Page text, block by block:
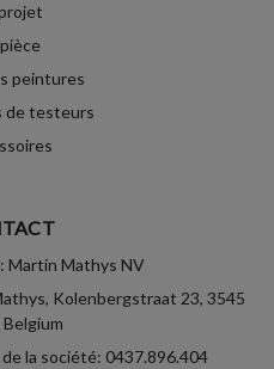
peintures
de testeurs
Martin Mathys NV
Kolenbergstraat 23, 3545
la société: 0437.896.404